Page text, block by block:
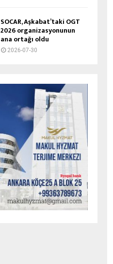
SOCAR, Aşkabat’taki OGT
2026 organizasyonunun
ana ortağı oldu
2026-07-30